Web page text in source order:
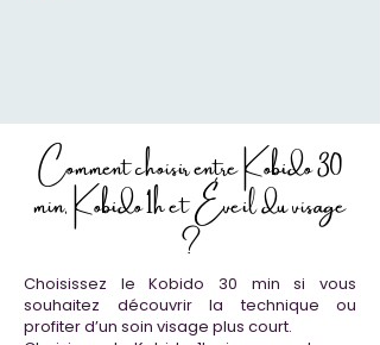
Comment choisir entre Kobido 30
min, Kobido 1h et Éveil du visage
?
Choisissez le Kobido 30 min si vous
souhaitez découvrir la technique ou
profiter d’un soin visage plus court.